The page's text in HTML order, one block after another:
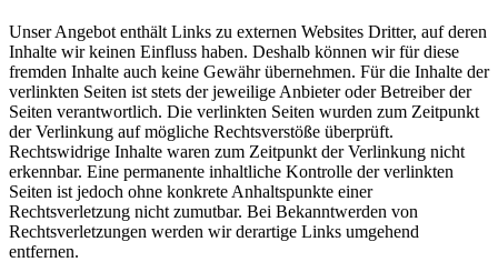
Unser Angebot enthält Links zu externen Websites Dritter, auf deren
Inhalte wir keinen Einfluss haben. Deshalb können wir für diese
fremden Inhalte auch keine Gewähr übernehmen. Für die Inhalte der
verlinkten Seiten ist stets der jeweilige Anbieter oder Betreiber der
Seiten verantwortlich. Die verlinkten Seiten wurden zum Zeitpunkt
der Verlinkung auf mögliche Rechtsverstöße überprüft.
Rechtswidrige Inhalte waren zum Zeitpunkt der Verlinkung nicht
erkennbar. Eine permanente inhaltliche Kontrolle der verlinkten
Seiten ist jedoch ohne konkrete Anhaltspunkte einer
Rechtsverletzung nicht zumutbar. Bei Bekanntwerden von
Rechtsverletzungen werden wir derartige Links umgehend
entfernen.